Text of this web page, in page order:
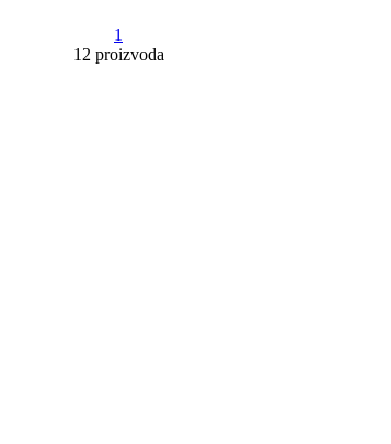
1
12 proizvoda